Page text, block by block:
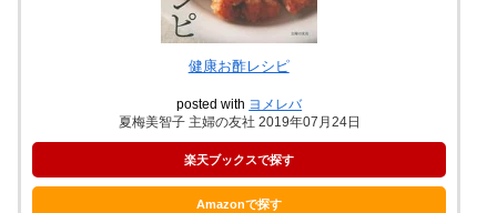
健康お酢レシピ
posted with ヨメレバ
夏梅美智子 主婦の友社 2019年07月24日
楽天ブックスで探す
Amazonで探す